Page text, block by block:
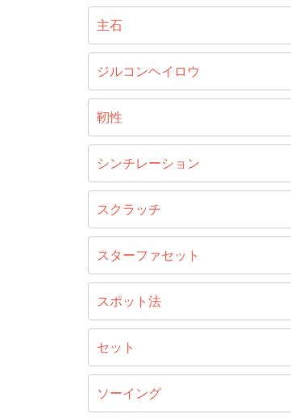
主石
ジルコンヘイロウ
靭性
シンチレーション
スクラッチ
スターファセット
スポット法
セット
ソーイング